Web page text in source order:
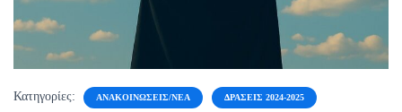
Κατηγορίες: ΑΝΑΚΟΙΝΏΣΕΙΣ/ΝΈΑ ΔΡΆΣΕΙΣ 2024-2025